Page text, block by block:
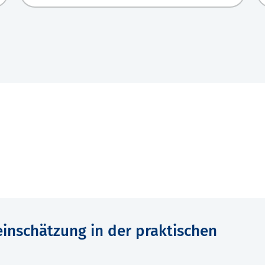
in der praktischen